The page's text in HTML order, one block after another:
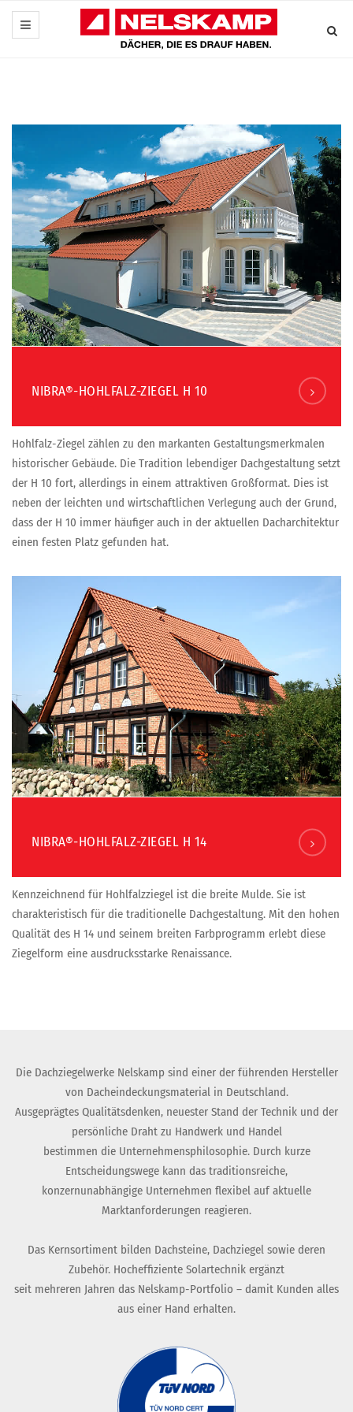
NIBRA®-HOHLFALZ-ZIEGEL H 10
Hohlfalz-Ziegel zählen zu den markanten Gestaltungsmerkmalen
historischer Gebäude. Die Tradition lebendiger Dachgestaltung setzt
der H 10 fort, allerdings in einem attraktiven Großformat. Dies ist
neben der leichten und wirtschaftlichen Verlegung auch der Grund,
dass der H 10 immer häufiger auch in der aktuellen Dacharchitektur
einen festen Platz gefunden hat.
NIBRA®-HOHLFALZ-ZIEGEL H 14
Kennzeichnend für Hohlfalzziegel ist die breite Mulde. Sie ist
charakteristisch für die traditionelle Dachgestaltung. Mit den hohen
Qualität des H 14 und seinem breiten Farbprogramm erlebt diese
Ziegelform eine ausdrucksstarke Renaissance.
Die Dachziegelwerke Nelskamp sind einer der führenden Hersteller
von Dacheindeckungsmaterial in Deutschland.
Ausgeprägtes Qualitätsdenken, neuester Stand der Technik und der
persönliche Draht zu Handwerk und Handel
bestimmen die Unternehmensphilosophie. Durch kurze
Entscheidungswege kann das traditionsreiche,
konzernunabhängige Unternehmen flexibel auf aktuelle
Marktanforderungen reagieren.
Das Kernsortiment bilden Dachsteine, Dachziegel sowie deren
Zubehör. Hocheffiziente Solartechnik ergänzt
seit mehreren Jahren das Nelskamp-Portfolio – damit Kunden alles
aus einer Hand erhalten.